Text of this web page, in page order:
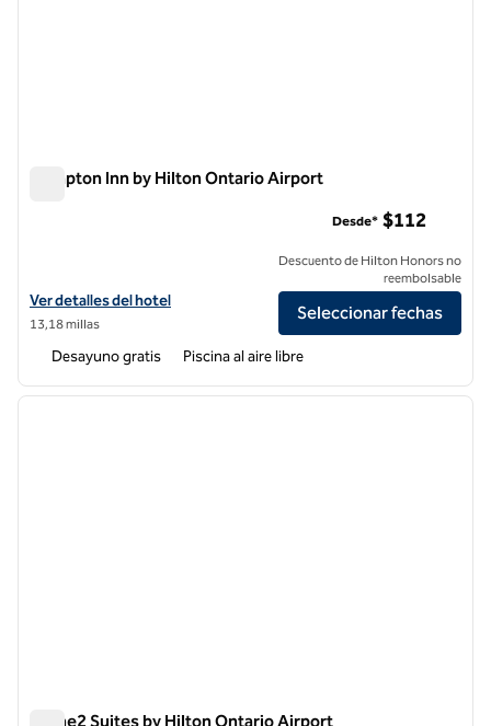
Hampton Inn by Hilton Ontario Airport
Ver detalles del hotel Hampton Inn by Hilton Ontario Airport
Ver detalles del hotel
13,18 millas
Desde* $112
Descuento de Hilton Honors no
reembolsable
Seleccionar fechas
Desayuno gratis Piscina al aire libre
1 de 12
Home2 Suites by Hilton Ontario Airport